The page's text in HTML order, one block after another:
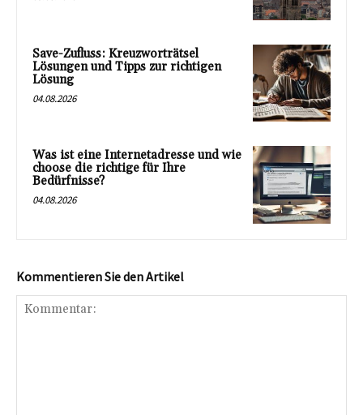
Save-Zufluss: Kreuzworträtsel
Lösungen und Tipps zur richtigen
Lösung
04.08.2026
Was ist eine Internetadresse und wie
choose die richtige für Ihre
Bedürfnisse?
04.08.2026
Kommentieren Sie den Artikel